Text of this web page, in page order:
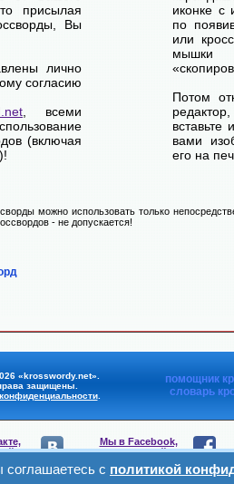
присылая
Вы
лично
согласию
, всеми
(включая
иконке с
по
или
мышки
Потом
вставьте
вами
его на
можно использовать только
- не допускается!
«krosswordy.net».
защищены.
.
помощник
словарь
Мы в Facebook,
присоединяйтесь
Мы в Telegram,
с политикой